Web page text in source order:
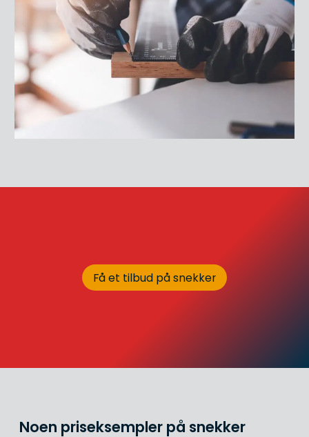
Få et tilbud på snekker
Noen priseksempler på snekker